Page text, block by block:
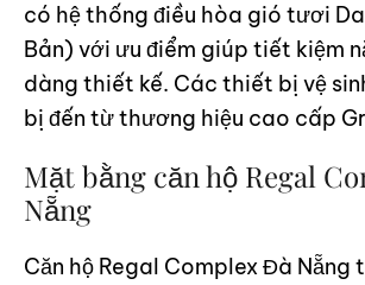
có hệ thống điều hòa gió tươi
Bản) với ưu điểm giúp tiết kiệm
dàng thiết kế. Các thiết bị vệ
bị đến từ thương hiệu cao cấp
Mặt bằng căn hộ Regal
Nẵng
Căn hộ Regal Complex Đà Nẵng